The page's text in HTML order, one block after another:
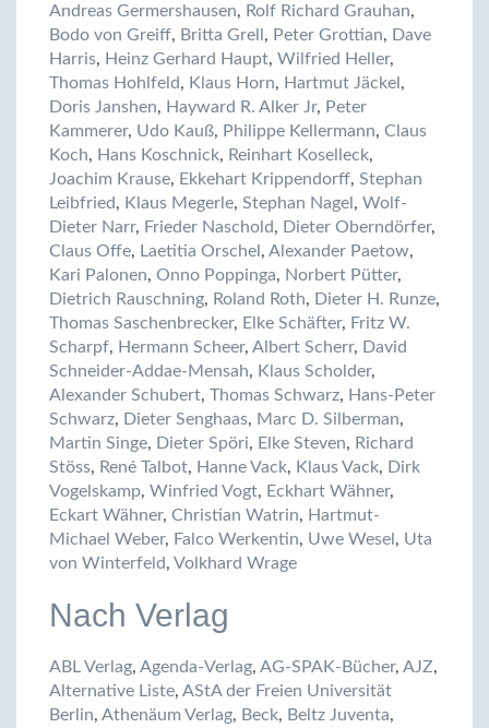
Andreas Germershausen, Rolf Richard Grauhan,
Bodo von Greiff, Britta Grell , Peter Grottian, Dave
Harris, Heinz Gerhard Haupt, Wilfried Heller,
Thomas Hohlfeld, Klaus Horn, Hartmut Jäckel ,
Doris Janshen, Hayward R. Alker Jr, Peter
Kammerer, Udo Kauß, Philippe Kellermann, Claus
Koch, Hans Koschnick, Reinhart Koselleck,
Joachim Krause, Ekkehart Krippendorff, Stephan
Leibfried, Klaus Megerle, Stephan Nagel , Wolf-
Dieter Narr, Frieder Naschold, Dieter Oberndörfer,
Claus Offe, Laetitia Orschel , Alexander Paetow,
Kari Palonen, Onno Poppinga, Norbert Pütter,
Dietrich Rauschning, Roland Roth, Dieter H. Runze,
Thomas Saschenbrecker, Elke Schäfter, Fritz W.
Scharpf, Hermann Scheer, Albert Scherr, David
Schneider-Addae-Mensah, Klaus Scholder,
Alexander Schubert, Thomas Schwarz, Hans-Peter
Schwarz, Dieter Senghaas, Marc D. Silberman,
Martin Singe, Dieter Spöri, Elke Steven, Richard
Stöss, René Talbot, Hanne Vack, Klaus Vack, Dirk
Vogelskamp, Winfried Vogt, Eckhart Wähner,
Eckart Wähner, Christian Watrin, Hartmut-
Michael Weber, Falco Werkentin, Uwe Wesel , Uta
von Winterfeld, Volkhard Wrage
Nach Verlag
ABL Verlag, Agenda-Verlag, AG-SPAK-Bücher, AJZ,
Alternative Liste, AStA der Freien Universität
Berlin, Athenäum Verlag, Beck, Beltz Juventa,